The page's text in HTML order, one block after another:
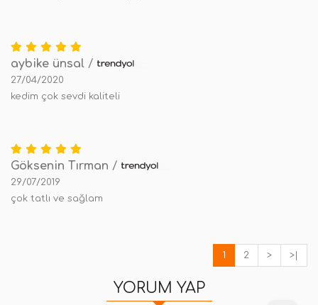
aybike ünsal /
27/04/2020
kedim çok sevdi kaliteli
Göksenin Tırman /
29/07/2019
çok tatlı ve sağlam
1 2 > >|
YORUM YAP